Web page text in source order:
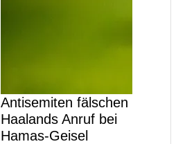
Antisemiten fälschen
Haalands Anruf bei
Hamas-Geisel